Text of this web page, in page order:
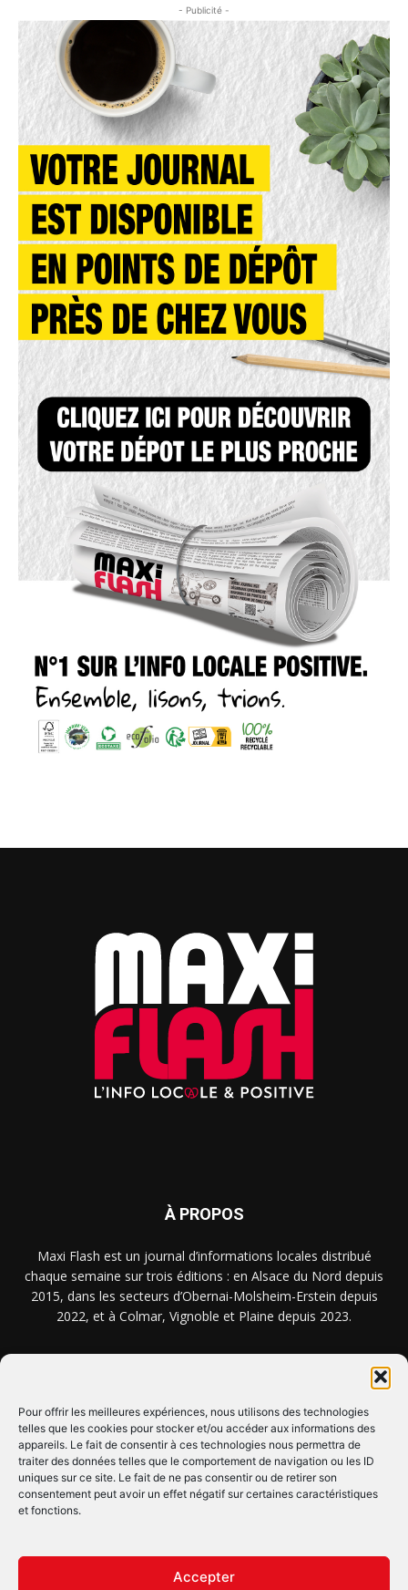
Pour offrir les meilleures expériences, nous utilisons des technologies
telles que les cookies pour stocker et/ou accéder aux informations des
appareils. Le fait de consentir à ces technologies nous permettra de
traiter des données telles que le comportement de navigation ou les ID
uniques sur ce site. Le fait de ne pas consentir ou de retirer son
consentement peut avoir un effet négatif sur certaines caractéristiques
et fonctions.
Accepter
- Publicité -
À PROPOS
Maxi Flash est un journal d’informations locales distribué
chaque semaine sur trois éditions : en Alsace du Nord depuis
2015, dans les secteurs d’Obernai-Molsheim-Erstein depuis
2022, et à Colmar, Vignoble et Plaine depuis 2023.
CLIQUEZ ICI !
SUIVEZ-NOUS !